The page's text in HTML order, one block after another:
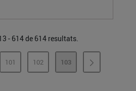
- 614 de 614 resultats.
INTERMÈDIES
PÀGINA
101 PÀGINA
102 PÀGINA
103